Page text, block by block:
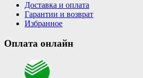
Доставка и оплата
Гарантии и возврат
Избранное
Оплата онлайн